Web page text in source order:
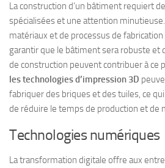
La construction d’un bâtiment requiert
spécialisées et une attention
matériaux et de processus de
garantir que le bâtiment sera robuste et
de construction peuvent contribuer à ce
les technologies d’impression 3D
fabriquer des briques et des tuiles, ce
de réduire le temps de production et de
Technologies numériques
La transformation digitale offre aux